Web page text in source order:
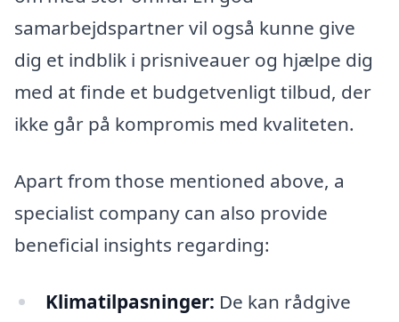
samarbejdspartner vil også kunne give
dig et indblik i prisniveauer og hjælpe dig
med at finde et budgetvenligt tilbud, der
ikke går på kompromis med kvaliteten.
Apart from those mentioned above, a
specialist company can also provide
beneficial insights regarding:
Klimatilpasninger: De kan rådgive